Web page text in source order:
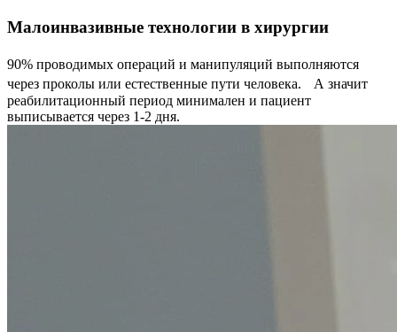
Малоинвазивные технологии в хирургии
90% проводимых операций и манипуляций выполняются
через проколы или естественные пути человека. А значит
реабилитационный период минимален и пациент
выписывается через 1-2 дня.